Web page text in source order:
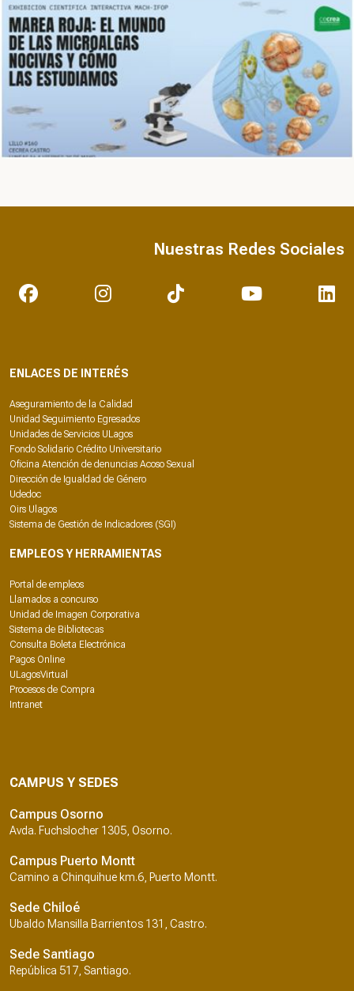
ENLACES DE INTERÉS
Aseguramiento de la Calidad
Unidad Seguimiento Egresados
Unidades de Servicios ULagos
Fondo Solidario Crédito Universitario
Oficina Atención de denuncias Acoso Sexual
Dirección de Igualdad de Género
Udedoc
Oirs Ulagos
Sistema de Gestión de Indicadores (SGI)
EMPLEOS Y HERRAMIENTAS
Portal de empleos
Llamados a concurso
Unidad de Imagen Corporativa
Sistema de Bibliotecas
Consulta Boleta Electrónica
Pagos Online
ULagosVirtual
Procesos de Compra
Intranet
CAMPUS Y SEDES
Campus Osorno
Avda. Fuchslocher 1305, Osorno.
Campus Puerto Montt
Camino a Chinquihue km.6, Puerto Montt.
Sede Chiloé
Ubaldo Mansilla Barrientos 131, Castro.
Sede Santiago
República 517, Santiago.
Nuestras Redes Sociales